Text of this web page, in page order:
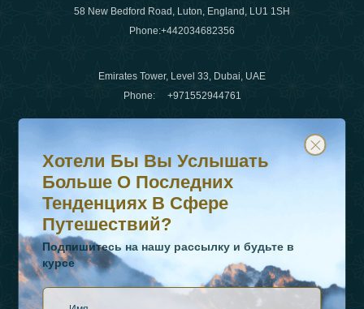
58 New Bedford Road, Luton, England, LU1 1SH
Phone:+442034682356
Emirates Tower, Level 33, Dubai, UAE
Phone: +971552944761
WhatsApp Нет :+442034682356
+971552944761
Хотели бы вы услышать больше о последних
Подпишитесь на нашу рассылку и будьте в курсе
Хотели Бы Вы Услышать
Больше О Последних
Тенденциях В Сфере
Путешествий?
Подпишитесь на нашу рассылку и будьте в
курсе